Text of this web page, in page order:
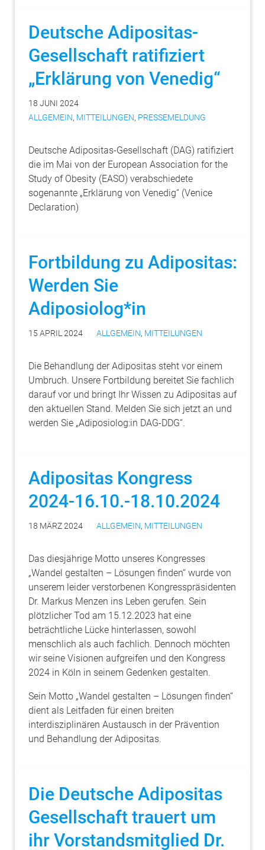
Deutsche Adipositas-
Gesellschaft ratifiziert
„Erklärung von Venedig“
18 JUNI 2024
ALLGEMEIN, MITTEILUNGEN, PRESSEMELDUNG
Deutsche Adipositas-Gesellschaft (DAG) ratifiziert
die im Mai von der European Association for the
Study of Obesity (EASO) verabschiedete
sogenannte „Erklärung von Venedig“ (Venice
Declaration)
Fortbildung zu Adipositas:
Werden Sie
Adiposiolog*in
15 APRIL 2024 ALLGEMEIN, MITTEILUNGEN
Die Behandlung der Adipositas steht vor einem
Umbruch. Unsere Fortbildung bereitet Sie fachlich
darauf vor und bringt Ihr Wissen zu Adipositas auf
den aktuellen Stand. Melden Sie sich jetzt an und
werden Sie „Adiposiolog:in DAG-DDG“.
Adipositas Kongress
2024-16.10.-18.10.2024
18 MÄRZ 2024 ALLGEMEIN, MITTEILUNGEN
Das diesjährige Motto unseres Kongresses
„Wandel gestalten – Lösungen finden“ wurde von
unserem leider verstorbenen Kongresspräsidenten
Dr. Markus Menzen ins Leben gerufen. Sein
plötzlicher Tod am 15.12.2023 hat eine
beträchtliche Lücke hinterlassen, sowohl
menschlich als auch fachlich. Dennoch möchten
wir seine Visionen aufgreifen und den Kongress
2024 in Köln in seinem Gedenken gestalten.
Sein Motto „Wandel gestalten – Lösungen finden“
dient als Leitfaden für einen breiten
interdisziplinären Austausch in der Prävention
und Behandlung der Adipositas.
Die Deutsche Adipositas
Gesellschaft trauert um
ihr Vorstandsmitglied Dr.